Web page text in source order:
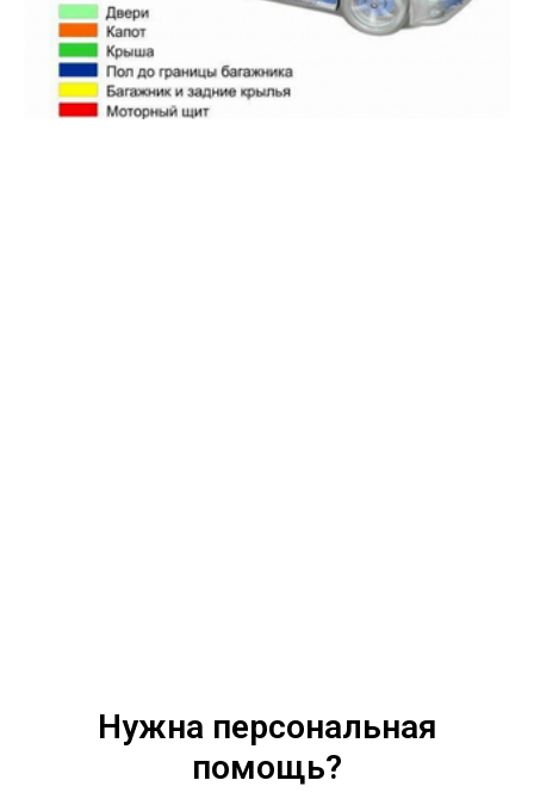
Нужна персональная
помощь?